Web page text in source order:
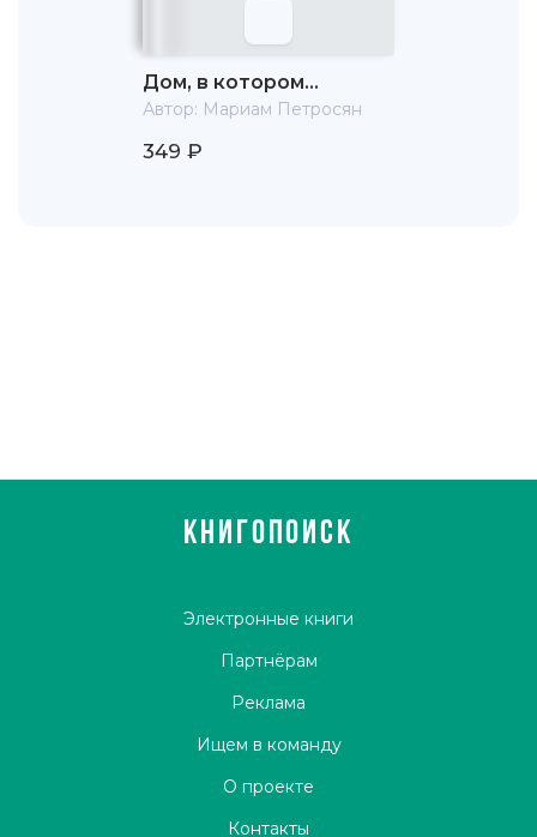
Дом, в котором…
Автор: Мариам Петросян
349 ₽
КНИГОПОИСК
Электронные книги
Партнёрам
Реклама
Ищем в команду
О проекте
Контакты